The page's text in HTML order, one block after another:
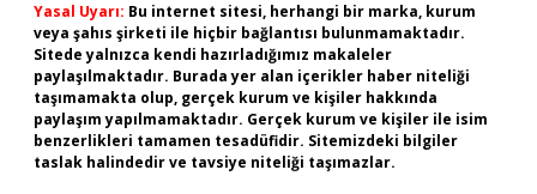
Yasal Uyarı: Bu internet sitesi, herhangi bir marka, kurum
veya şahıs şirketi ile hiçbir bağlantısı bulunmamaktadır.
Sitede yalnızca kendi hazırladığımız makaleler
paylaşılmaktadır. Burada yer alan içerikler haber niteliği
taşımamakta olup, gerçek kurum ve kişiler hakkında
paylaşım yapılmamaktadır. Gerçek kurum ve kişiler ile isim
benzerlikleri tamamen tesadüfidir. Sitemizdeki bilgiler
taslak halindedir ve tavsiye niteliği taşımazlar.